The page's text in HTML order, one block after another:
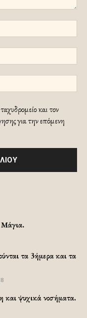
και τον
για την επόμενη
Μάγια.
τα 3ήμερα και τα
και ψυχικά νοσήματα.